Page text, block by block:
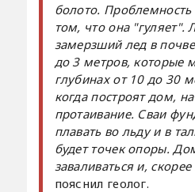
болото.
том, что она "гуляет".
замерзший лед в
до 3 метров, которые
глубинах от 10 до 30
когда построят дом,
протаивание. Сваи
плавать во льду и в
будет точек опоры.
заваливаться и, скорее
пояснил геолог.